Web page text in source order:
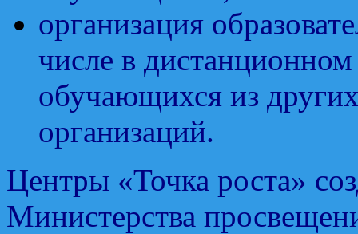
организация
числе в
обучающихся из
организаций.
Центры «Точка роста»
Министерства